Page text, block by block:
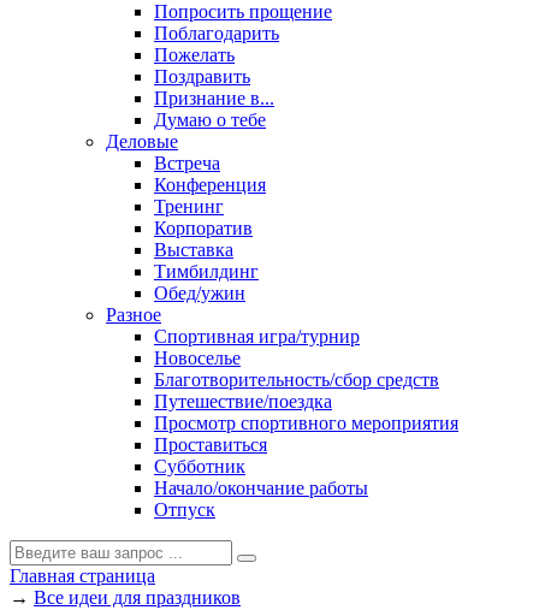
Попросить прощение
Поблагодарить
Пожелать
Поздравить
Признание в...
Думаю о тебе
Деловые
Встреча
Конференция
Тренинг
Корпоратив
Выставка
Тимбилдинг
Обед/ужин
Разное
Спортивная игра/турнир
Новоселье
Благотворительность/сбор средств
Путешествие/поездка
Просмотр спортивного мероприятия
Проставиться
Субботник
Начало/окончание работы
Отпуск
Главная страница
→ Все идеи для праздников